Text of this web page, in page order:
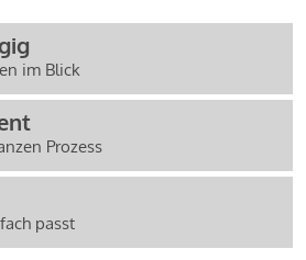
im Blick
Prozess
passt